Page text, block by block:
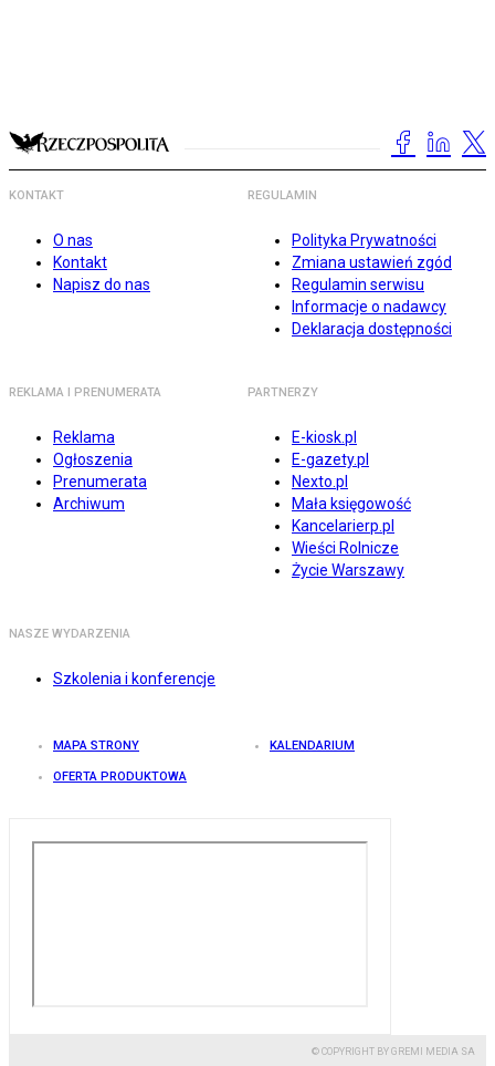
KONTAKT
O nas
Kontakt
Napisz do nas
REGULAMIN
Polityka Prywatności
Zmiana ustawień zgód
Regulamin serwisu
Informacje o nadawcy
Deklaracja dostępności
REKLAMA I PRENUMERATA
Reklama
Ogłoszenia
Prenumerata
Archiwum
PARTNERZY
E-kiosk.pl
E-gazety.pl
Nexto.pl
Mała księgowość
Kancelarierp.pl
Wieści Rolnicze
Życie Warszawy
NASZE WYDARZENIA
Szkolenia i konferencje
MAPA STRONY KALENDARIUM
OFERTA PRODUKTOWA
© COPYRIGHT BY GREMI MEDIA SA